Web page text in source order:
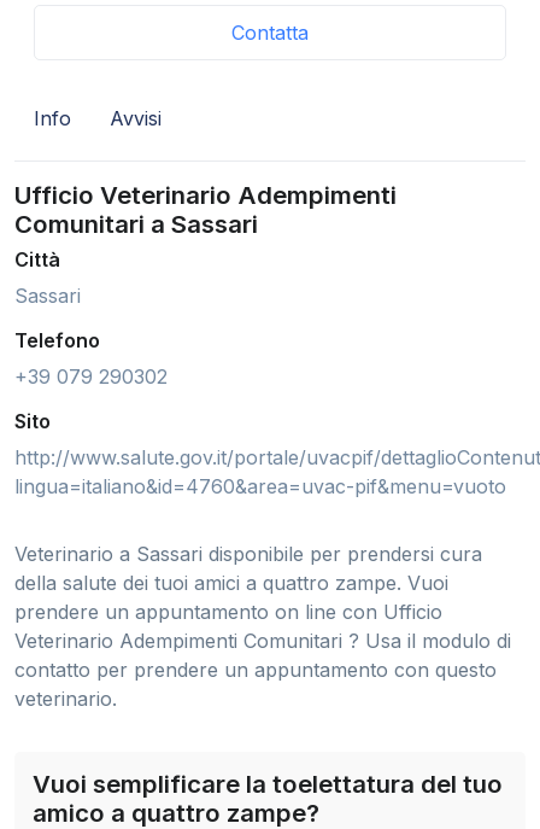
Contatta
Info Avvisi
Ufficio Veterinario Adempimenti
Comunitari a Sassari
Città
Sassari
Telefono
+39 079 290302
Sito
http://www.salute.gov.it/portale/uvacpif/
lingua=italiano&id=4760&area=uvac-pif&menu=vuoto
Veterinario a Sassari disponibile per prendersi cura
della salute dei tuoi amici a quattro zampe. Vuoi
prendere un appuntamento on line con Ufficio
Veterinario Adempimenti Comunitari ? Usa il modulo di
contatto per prendere un appuntamento con questo
veterinario.
Vuoi semplificare la toelettatura del tuo
amico a quattro zampe?